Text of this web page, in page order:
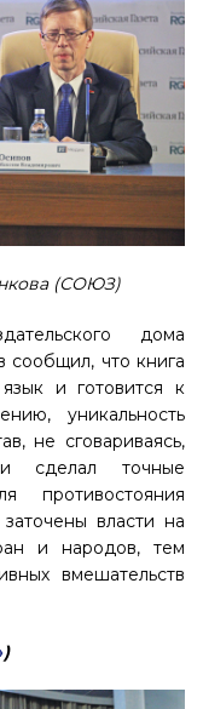
(СОЮЗ)
дома
сообщил, что книга
и готовится к
уникальность
не сговариваясь,
сделал точные
противостояния
власти на
и народов, тем
вмешательств
)